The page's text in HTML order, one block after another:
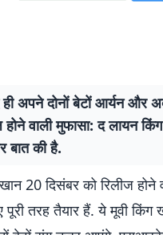
दोनों बेटों आर्यन और
वाली मुफासा: द लायन
की है.
20 दिसंबर को रिलीज होने
तरह तैयार हैं. ये मूवी किंग